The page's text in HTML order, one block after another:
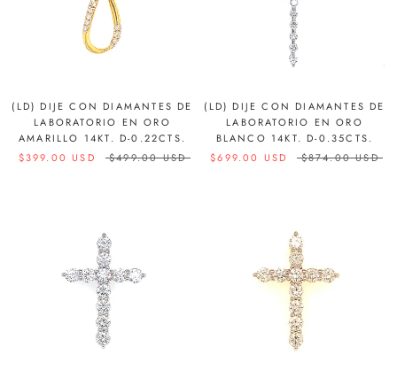
(LD) DIJE CON DIAMANTES DE
LABORATORIO EN ORO
AMARILLO 14KT. D-0.22CTS.
$399.00 USD
$499.00 USD
(LD) DIJE CON DIAMANTES DE
LABORATORIO EN ORO
BLANCO 14KT. D-0.35CTS.
$699.00 USD
$874.00 USD